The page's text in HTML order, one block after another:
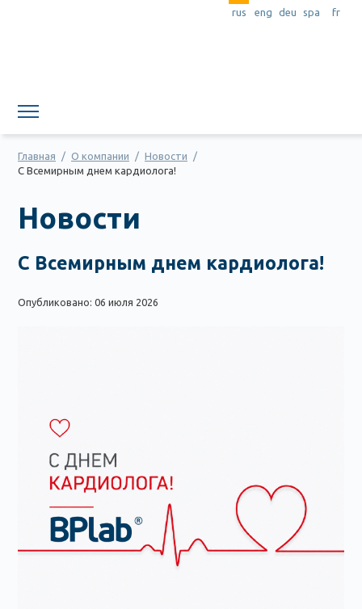
rus eng deu spa fr
Главная / О компании / Новости
/
С Всемирным днем кардиолога!
Новости
С Всемирным днем кардиолога!
Опубликовано: 06 июля 2026